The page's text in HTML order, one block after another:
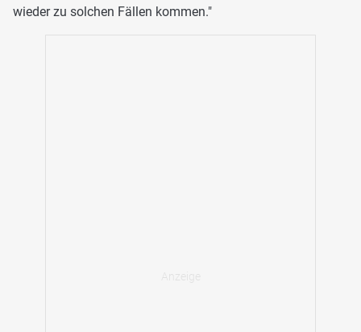
wieder zu solchen Fällen kommen."